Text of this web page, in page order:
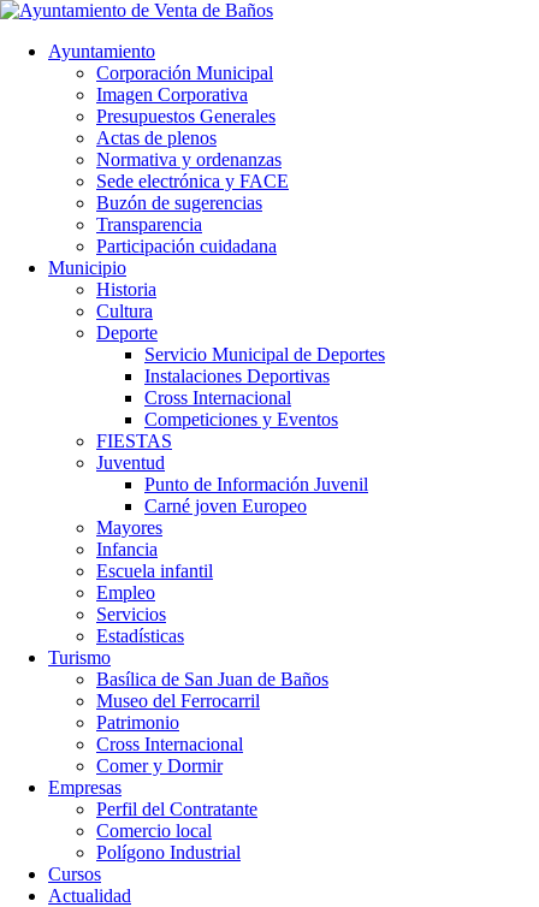
Ayuntamiento
Corporación Municipal
Imagen Corporativa
Presupuestos Generales
Actas de plenos
Normativa y ordenanzas
Sede electrónica y FACE
Buzón de sugerencias
Transparencia
Participación cuidadana
Municipio
Historia
Cultura
Deporte
Servicio Municipal de Deportes
Instalaciones Deportivas
Cross Internacional
Competiciones y Eventos
FIESTAS
Juventud
Punto de Información Juvenil
Carné joven Europeo
Mayores
Infancia
Escuela infantil
Empleo
Servicios
Estadísticas
Turismo
Basílica de San Juan de Baños
Museo del Ferrocarril
Patrimonio
Cross Internacional
Comer y Dormir
Empresas
Perfil del Contratante
Comercio local
Polígono Industrial
Cursos
Actualidad